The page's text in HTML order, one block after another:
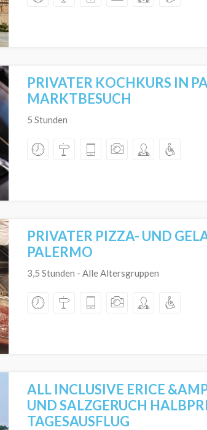
PRIVATER KOCHKURS IN
MARKTBESUCH
5 Stunden
PRIVATER PIZZA- UND
PALERMO
3,5 Stunden - Alle Altersgruppen
ALL INCLUSIVE ERICE
UND SALZGERUCH
TAGESAUSFLUG